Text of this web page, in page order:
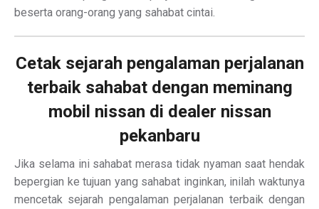
beserta orang-orang yang sahabat cintai.
Cetak sejarah pengalaman perjalanan
terbaik sahabat dengan meminang
mobil nissan di dealer nissan
pekanbaru
Jika selama ini sahabat merasa tidak nyaman saat hendak
bepergian ke tujuan yang sahabat inginkan, inilah waktunya
mencetak sejarah pengalaman perjalanan terbaik dengan